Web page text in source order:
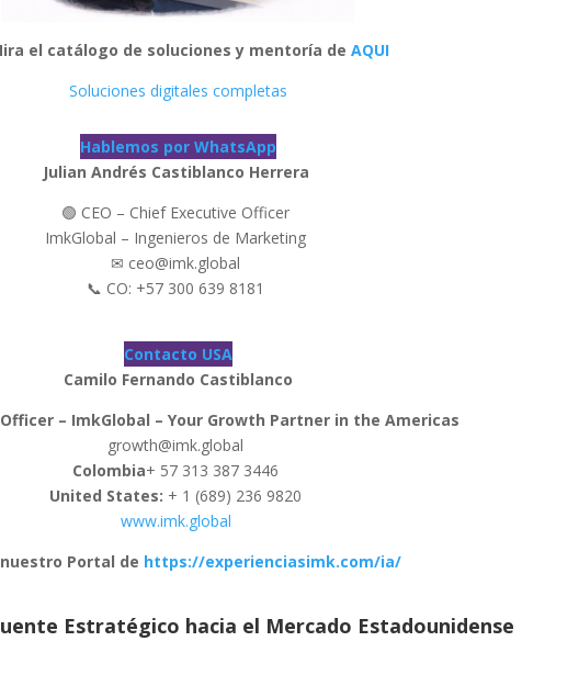
el catálogo de soluciones y mentoría deAQUI
Soluciones digitales completas
Hablemos por WhatsApp
Julian Andrés Castiblanco Herrera
🟢 CEO – Chief Executive Officer
ImkGlobal – Ingenieros de Marketing
✉ ceo@imk.global
📞 CO: +57 300 639 8181
Contacto USA
Camilo Fernando Castiblanco
– ImkGlobal – Your Growth Partner in the Americas
growth@imk.global
Colombia+ 57 313 387 3446
United States: + 1 (689) 236 9820
www.imk.global
Portal de https://experienciasimk.com/ia/
Estratégico hacia el Mercado Estadounidense